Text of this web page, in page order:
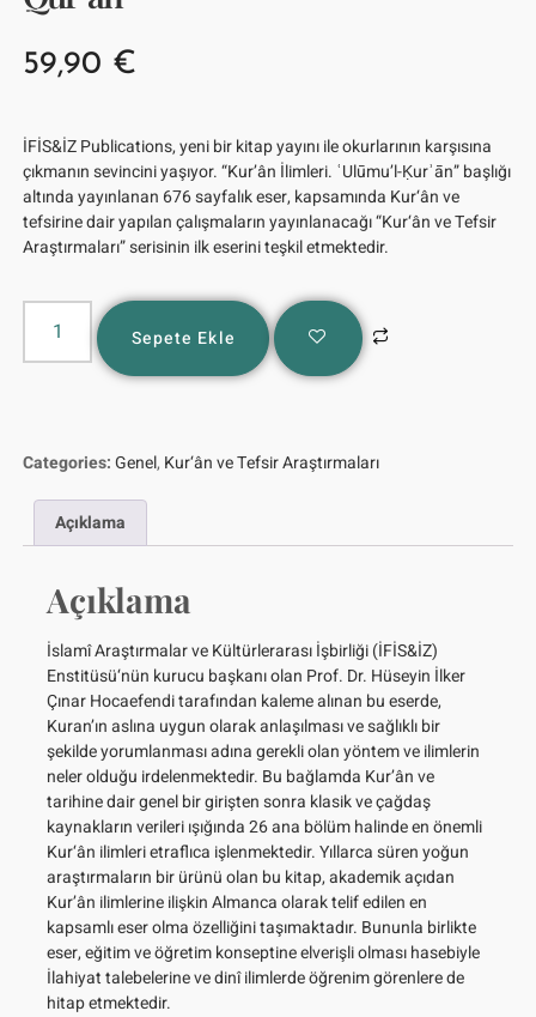
59,90 €
İFİS&İZ Publications, yeni bir kitap yayını ile okurlarının karşısına
çıkmanın sevincini yaşıyor. “Kur’ân İlimleri. ʿUlūmu’l-Ḳurʾān” başlığı
altında yayınlanan 676 sayfalık eser, kapsamında Kur‘ân ve
tefsirine dair yapılan çalışmaların yayınlanacağı “Kur‘ân ve Tefsir
Araştırmaları” serisinin ilk eserini teşkil etmektedir.
Sepete Ekle
Categories:Genel, Kur‘ân ve Tefsir Araştırmaları
Açıklama
Açıklama
İslamî Araştırmalar ve Kültürlerarası İşbirliği (İFİS&İZ)
Enstitüsü‘nün kurucu başkanı olan Prof. Dr. Hüseyin İlker
Çınar Hocaefendi tarafından kaleme alınan bu eserde,
Kuran’ın aslına uygun olarak anlaşılması ve sağlıklı bir
şekilde yorumlanması adına gerekli olan yöntem ve ilimlerin
neler olduğu irdelenmektedir. Bu bağlamda Kur’ân ve
tarihine dair genel bir girişten sonra klasik ve çağdaş
kaynakların verileri ışığında 26 ana bölüm halinde en önemli
Kur‘ân ilimleri etraflıca işlenmektedir. Yıllarca süren yoğun
araştırmaların bir ürünü olan bu kitap, akademik açıdan
Kur’ân ilimlerine ilişkin Almanca olarak telif edilen en
kapsamlı eser olma özelliğini taşımaktadır. Bununla birlikte
eser, eğitim ve öğretim konseptine elverişli olması hasebiyle
İlahiyat talebelerine ve dinî ilimlerde öğrenim görenlere de
hitap etmektedir.